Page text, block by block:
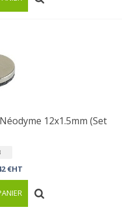
12x1.5mm (Set
€HT